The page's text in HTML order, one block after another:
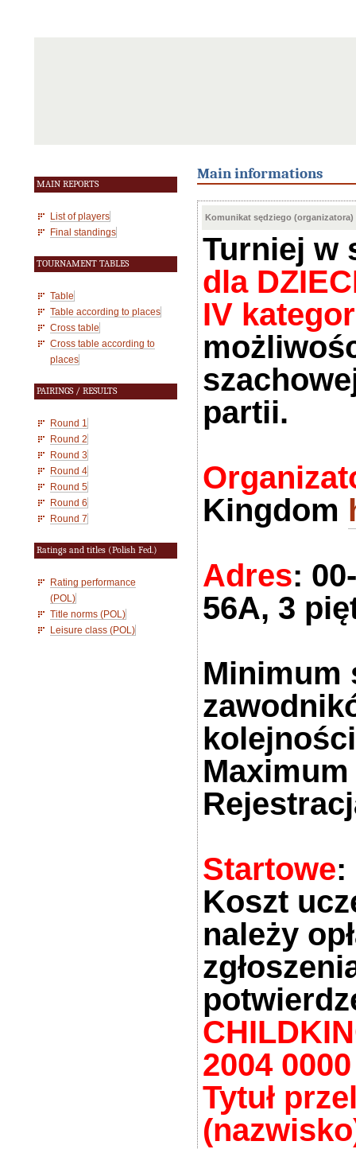
MAIN REPORTS
List of players
Final standings
TOURNAMENT TABLES
Table
Table according to places
Cross table
Cross table according to
places
PAIRINGS / RESULTS
Round 1
Round 2
Round 3
Round 4
Round 5
Round 6
Round 7
Ratings and titles (Polish Fed.)
Rating performance
(POL)
Title norms (POL)
Leisure class (POL)
Main informations
Komunikat sędziego (organizatora)
Turniej w
dla
IV
partii.
Kingdom
Adres:
56A, 3
Minimum
Startowe:
Koszt
należy
2004
Tytuł